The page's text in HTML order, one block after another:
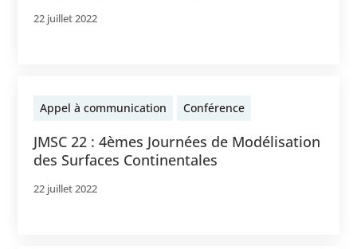
22 juillet 2022
Appel à communication Conférence
JMSC 22 : 4èmes Journées de Modélisation
des Surfaces Continentales
22 juillet 2022